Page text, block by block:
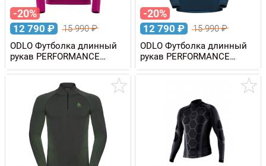
-20%
12 790 ₽ 15 990₽
ODLO Футболка длинный
рукав PERFORMANCE
WARM Eco женская
-20%
12 790 ₽ 15 990₽
ODLO Футболка длинный
рукав PERFORMANCE
WARM Eco мужская